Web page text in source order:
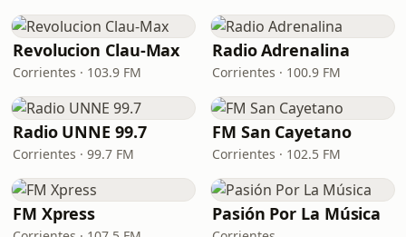
Revolucion Clau-Max
Corrientes · 103.9 FM
Radio Adrenalina
Corrientes · 100.9 FM
Radio UNNE 99.7
Corrientes · 99.7 FM
FM San Cayetano
Corrientes · 102.5 FM
FM Xpress Pasión Por La Música